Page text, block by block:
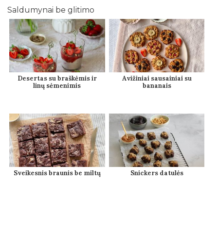
Saldumynai be glitimo
Desertas su braškėmis ir
linų sėmenimis
Avižiniai sausainiai su
bananais
Sveikesnis braunis be miltų Snickers datulės